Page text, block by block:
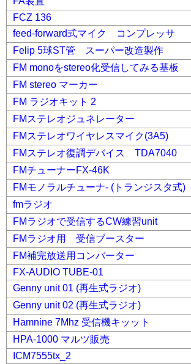
FCZ 136
feed-forward式マイク コンプレッサ
Felip 5球ST管 スーパー改造製作
FM monoをstereo化受信してみる基板
FM stereo マーカー
FM ラジオキット 2
FMステレオジュネレーター
FMステレオワイヤレスマイク(3A5)
FMステレオ復調デバイス TDA7040
FMチューナーFX-46K
FMモノラルチューナ- (トランジスタ式)
fmラジオ
FMラジオで受信するCW練習unit
FMラジオ用 受信ブースター
FM補完放送用コンバーター
FX-AUDIO TUBE-01
Genny unit 01 (再生式ラジオ)
Genny unit 02 (再生式ラジオ)
Hamnine 7Mhz 受信機キッット
HPA-1000 マルツ販売
ICM7555tx_2